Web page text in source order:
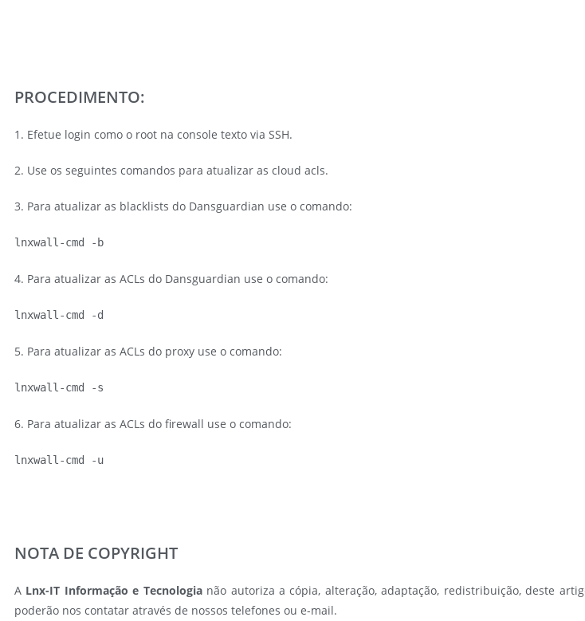
PROCEDIMENTO:
1. Efetue login como o root na console texto via SSH.
2. Use os seguintes comandos para atualizar as cloud acls.
3. Para atualizar as blacklists do Dansguardian use o comando:
lnxwall-cmd -b
4. Para atualizar as ACLs do Dansguardian use o comando:
lnxwall-cmd -d
5. Para atualizar as ACLs do proxy use o comando:
lnxwall-cmd -s
6. Para atualizar as ACLs do firewall use o comando:
lnxwall-cmd -u
NOTA DE COPYRIGHT
A Lnx-IT Informação e Tecnologianão autoriza a cópia, alteração, adaptação, redistribuição, deste
poderão nos contatar através de nossos telefones ou e-mail.